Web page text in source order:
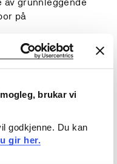
brukar vi
godkjenne. Du kan
gir her.
på
for et terapeutisk
trivselskapende
med pasienter og
og